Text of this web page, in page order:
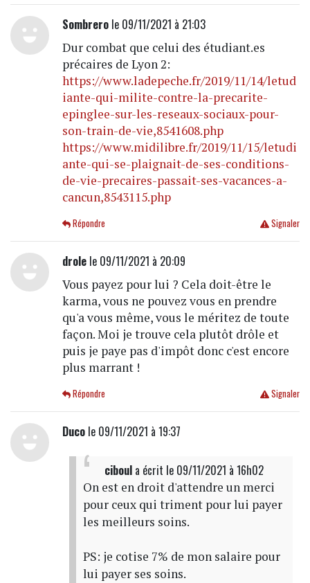
Sombrerole 09/11/2021 à 21:03
Dur combat que celui des étudiant.es
précaires de Lyon 2:
https://www.ladepeche.fr/2019/11/14/letud
iante-qui-milite-contre-la-precarite-
epinglee-sur-les-reseaux-sociaux-pour-
son-train-de-vie,8541608.php
https://www.midilibre.fr/2019/11/15/letudi
ante-qui-se-plaignait-de-ses-conditions-
de-vie-precaires-passait-ses-vacances-a-
cancun,8543115.php
Signaler
Répondre
drolele 09/11/2021 à 20:09
Vous payez pour lui ? Cela doit-être le
karma, vous ne pouvez vous en prendre
qu'a vous même, vous le méritez de toute
façon. Moi je trouve cela plutôt drôle et
puis je paye pas d'impôt donc c'est encore
plus marrant !
Signaler
Répondre
Ducole 09/11/2021 à 19:37
ciboula écrit le 09/11/2021 à 16h02
On est en droit d'attendre un merci
pour ceux qui triment pour lui payer
les meilleurs soins.
PS: je cotise 7% de mon salaire pour
lui payer ses soins.